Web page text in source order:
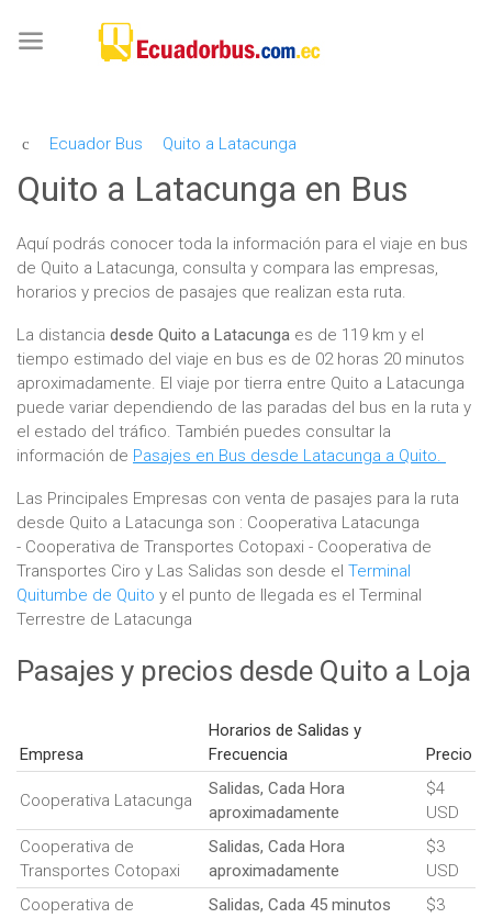
Ecuador Bus Quito a Latacunga
Quito a Latacunga en Bus
Aquí podrás conocer toda la información para el viaje en bus
de Quito a Latacunga, consulta y compara las empresas,
horarios y precios de pasajes que realizan esta ruta.
La distancia desde Quito a Latacunga es de 119 km y el
tiempo estimado del viaje en bus es de 02 horas 20 minutos
aproximadamente. El viaje por tierra entre Quito a Latacunga
puede variar dependiendo de las paradas del bus en la ruta y
el estado del tráfico. También puedes consultar la
información de Pasajes en Bus desde Latacunga a Quito.
Las Principales Empresas con venta de pasajes para la ruta
desde Quito a Latacunga son : Cooperativa Latacunga
- Cooperativa de Transportes Cotopaxi - Cooperativa de
Transportes Ciro y Las Salidas son desde el Terminal
Quitumbe de Quito y el punto de llegada es el Terminal
Terrestre de Latacunga
Pasajes y precios desde Quito a Loja
Empresa
Horarios de Salidas y
Frecuencia
Precio
Cooperativa Latacunga
Salidas, Cada Hora
aproximadamente
$4
USD
Cooperativa de
Transportes Cotopaxi
Salidas, Cada Hora
aproximadamente
$3
USD
Cooperativa de
Salidas, Cada 45 minutos
$3